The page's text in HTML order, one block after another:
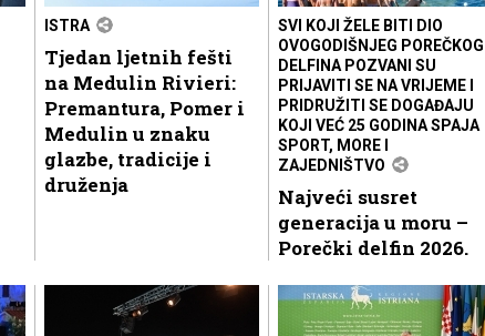
ISTRA
Tjedan ljetnih fešti
na Medulin Rivieri:
Premantura, Pomer i
Medulin u znaku
glazbe, tradicije i
druženja
SVI KOJI ŽELE BITI DIO
OVOGODIŠNJEG POREČKOG
DELFINA POZVANI SU
PRIJAVITI SE NA VRIJEME I
PRIDRUŽITI SE DOGAĐAJU
KOJI VEĆ 25 GODINA SPAJA
SPORT, MORE I
ZAJEDNIŠTVO
Najveći susret
generacija u moru –
Porečki delfin 2026.